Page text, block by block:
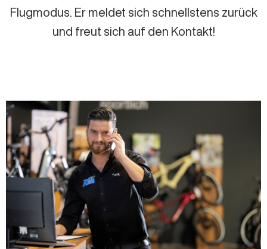
Flugmodus. Er meldet sich schnellstens zurück
und freut sich auf den Kontakt!